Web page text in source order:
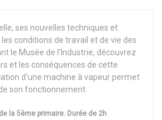
ses nouvelles techniques et
conditions de travail et de vie des
le Musée de l'Industrie, découvrez
et les conséquences de cette
d'une machine à vapeur permet
son fonctionnement.
la 5ème primaire. Durée de 2h